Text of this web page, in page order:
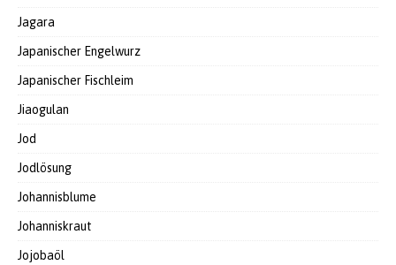
Jagara
Japanischer Engelwurz
Japanischer Fischleim
Jiaogulan
Jod
Jodlösung
Johannisblume
Johanniskraut
Jojobaöl